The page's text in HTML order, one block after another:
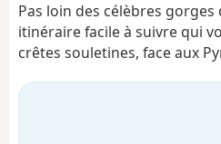
Pas loin des célèbres
itinéraire facile à suivre qui
crêtes souletines, face aux